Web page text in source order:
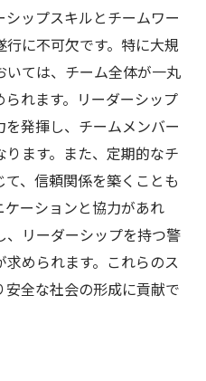
ップスキルとチームワー
に不可欠です。特に大規
ては、チーム全体が一丸
れます。リーダーシップ
発揮し、チームメンバー
ます。また、定期的なチ
、信頼関係を築くことも
ーションと協力があれ
リーダーシップを持つ警
められます。これらのス
全な社会の形成に貢献で